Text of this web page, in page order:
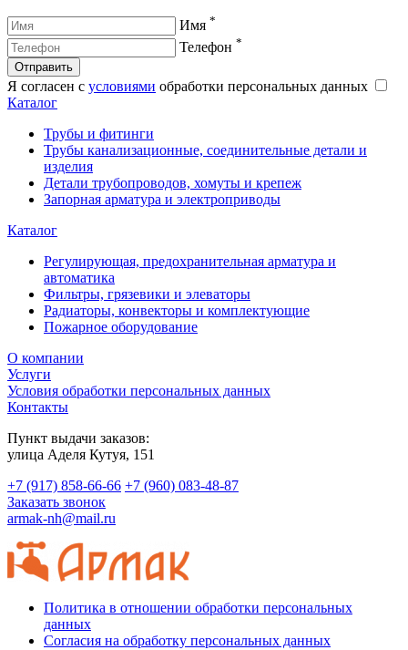
Имя *
Телефон *
Отправить
Я согласен с условиями обработки персональных данных
Каталог
Трубы и фитинги
Трубы канализационные, соединительные детали и
изделия
Детали трубопроводов, хомуты и крепеж
Запорная арматура и электроприводы
Каталог
Регулирующая, предохранительная арматура и
автоматика
Фильтры, грязевики и элеваторы
Радиаторы, конвекторы и комплектующие
Пожарное оборудование
О компании
Услуги
Условия обработки персональных данных
Контакты
Пункт выдачи заказов:
​улица Аделя Кутуя, 151
+7 (917) 858-66-66 +7 (960) 083-48-87
Заказать звонок
armak-nh@mail.ru
Политика в отношении обработки персональных
данных
Согласия на обработку персональных данных